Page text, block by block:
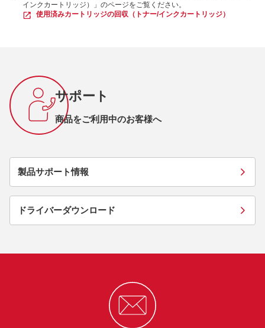
インクカートリッジ）」のページをご覧ください。
使用済みカートリッジの回収（トナー/インクカートリッジ）
サポート
商品をご利用中のお客様へ
製品サポート情報
ドライバーダウンロード